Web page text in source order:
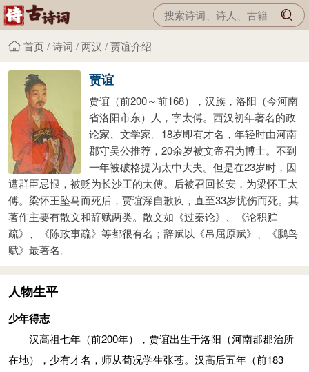
首页/诗词 /两汉 /贾谊介绍
贾谊
贾谊（前200～前168），汉族，洛阳（今河南
省洛阳市东）人，字太傅。西汉初年著名的政
论家、文学家。18岁即有才名，年轻时由河南
郡守吴公推荐，20余岁被文帝召为博士。不到
一年被破格提为太中大夫。但是在23岁时，因
遭群臣忌恨，被贬为长沙王的太傅。后被召回长安，为梁怀王太
傅。梁怀王坠马而死后，贾谊深自歉疚，直至33岁忧伤而死。其
著作主要有散文和辞赋两类。散文如《过秦论》、《论积贮
疏》、《陈政事疏》等都很有名；辞赋以《吊屈原赋》、《鵩鸟
赋》最著名。
人物生平
少年得志
汉高祖七年（前200年），贾谊出生于洛阳（河南郡郡治所
在地），少有才名，师从荀况学生张苍。汉高后五年（前183